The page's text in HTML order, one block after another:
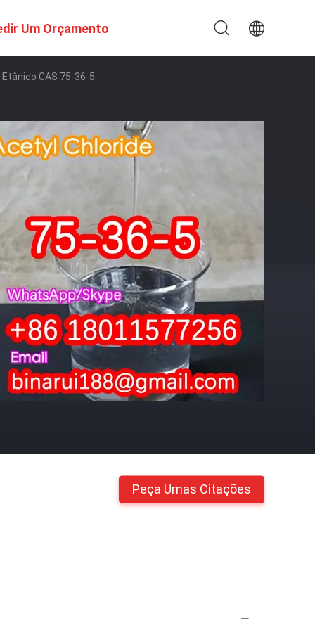
Um Orçamento
CAS 75-36-5
Peça Umas Citações